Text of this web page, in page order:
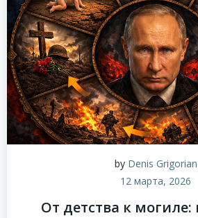
by Denis Grigorian
12 марта, 2026
От детства к могиле: